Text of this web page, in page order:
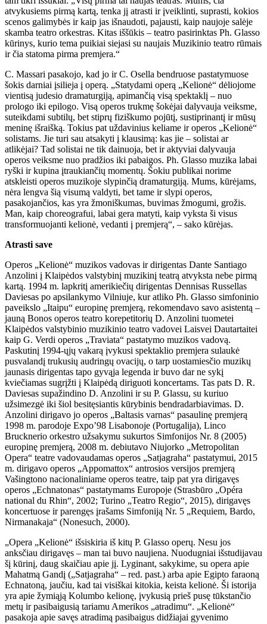
atvykusiems pirmą kartą, tenka jį atrasti ir įveiklinti, suprasti, kokios
scenos galimybės ir kaip jas išnaudoti, pajausti, kaip naujoje salėje
skamba teatro orkestras. Kitas iššūkis – teatro pasirinktas Ph. Glasso
kūrinys, kurio tema puikiai siejasi su naujais Muzikinio teatro rūmais
ir čia statoma pirma premjera.“
C. Massari pasakojo, kad jo ir C. Osella bendruose pastatymuose
šokis darniai įsilieja į operą. „Statydami operą „Kelionė“ dėliojome
vientisą judesio dramaturgiją, apimančią visą spektaklį – nuo
prologo iki epilogo. Visą operos trukmę šokėjai dalyvauja veiksme,
suteikdami subtilų, bet stiprų fiziškumo pojūtį, sustiprinantį ir mūsų
meninę išraišką. Tokius pat uždavinius keliame ir operos „Kelionė“
solistams. Jie turi sau atsakyti į klausimą: kas jie – solistai ar
atlikėjai? Tad solistai ne tik dainuoja, bet ir aktyviai dalyvauja
operos veiksme nuo pradžios iki pabaigos. Ph. Glasso muzika labai
ryški ir kupina įtraukiančių momentų. Šokiu publikai norime
atskleisti operos muzikoje slypinčią dramaturgiją. Mums, kūrėjams,
nėra lengva šią visumą valdyti, bet tame ir slypi operos,
pasakojančios, kas yra žmoniškumas, buvimas žmogumi, grožis.
Man, kaip choreografui, labai gera matyti, kaip vyksta ši visus
transformuojanti kelionė, vedanti į premjerą“, – sako kūrėjas.
Atrasti save
Operos „Kelionė“ muzikos vadovas ir dirigentas Dante Santiago
Anzolini į Klaipėdos valstybinį muzikinį teatrą atvyksta nebe pirmą
kartą. 1994 m. lapkritį amerikiečių dirigentas Dennisas Russellas
Daviesas po apsilankymo Vilniuje, kur atliko Ph. Glasso simfoninio
paveikslo „Itaipu“ europinę premjerą, rekomendavo savo asistentą –
jauną Bonos operos teatro korepetitorių D. Anzolini tuometei
Klaipėdos valstybinio muzikinio teatro vadovei Laisvei Dautartaitei
kaip G. Verdi operos „Traviata“ pastatymo muzikos vadovą.
Paskutinį 1994-ųjų vakarą įvykusi spektaklio premjera sulaukė
pusvalandį trukusių audringų ovacijų, o tarp uostamiesčio muzikų
jaunasis dirigentas tapo gyvąja legenda ir buvo dar ne sykį
kviečiamas sugrįžti į Klaipėdą diriguoti koncertams. Tas pats D. R.
Daviesas supažindino D. Anzolini ir su P. Glassu, su kuriuo
užsimezgė iki šiol besitęsiantis kūrybinis bendradarbiavimas. D.
Anzolini dirigavo jo operos „Baltasis varnas“ pasaulinę premjerą
1998 m. parodoje Expo’98 Lisabonoje (Portugalija), Linco
Brucknerio orkestro užsakymu sukurtos Simfonijos Nr. 8 (2005)
europinę premjerą, 2008 m. debiutavo Niujorko „Metropolitan
Opera“ teatre vadovaudamas operos „Satjagraha“ pastatymui, 2015
m. dirigavo operos „Appomattox“ antrosios versijos premjerą
Vašingtono nacionaliniame operos teatre, taip pat yra dirigavęs
operos „Echnatonas“ pastatymams Europoje (Strasbūro „Opéra
national du Rhin“, 2002; Turino „Teatro Regio“, 2015), dirigavęs
koncertuose ir parengęs įrašams Simfoniją Nr. 5 „Requiem, Bardo,
Nirmanakaja“ (Nonesuch, 2000).
„Opera „Kelionė“ išsiskiria iš kitų P. Glasso operų. Nesu jos
anksčiau dirigavęs – man tai buvo naujiena. Nuodugniai išstudijavau
šį kūrinį, daug skaičiau apie jį. Lyginant, sakykime, su opera apie
Mahatmą Gandį („Satjagraha“ – red. past.) arba apie Egipto faraoną
Echnatoną, jaučiu, kad tai visiškai kitokia, keista kelionė. Ši istorija
yra apie žymiąją Kolumbo kelionę, įvykusią prieš pusę tūkstančio
metų ir pasibaigusią tariamu Amerikos „atradimu“. „Kelionė“
pasakoja apie savęs atradimą pasibaigus didžiajai gyvenimo